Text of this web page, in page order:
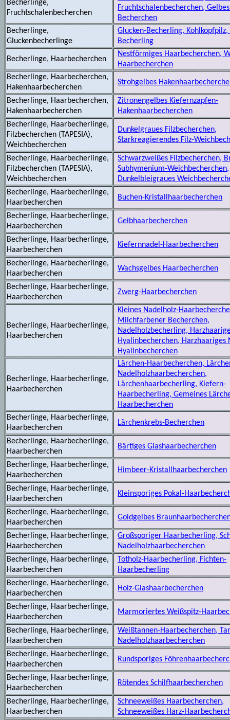
Becherlinge,
Fruchtschalenbecherchen
Fruchtschalenbecherchen,
Becherchen
Becherlinge,
Gluckenbecherlinge
Glucken-Becherling, Kohlkopfpilz,
Becherling
Becherlinge, Haarbecherchen
Nestförmiges Haarbecherchen,
Haarbecherchen
Becherlinge, Haarbecherchen,
Hakenhaarbecherchen
Strohgelbes
Becherlinge, Haarbecherchen,
Hakenhaarbecherchen
Zitronengelbes Kiefernzapfen-
Hakenhaarbecherchen
Becherlinge, Haarbecherlinge,
Filzbecherchen (TAPESIA),
Weichbecherchen
Dunkelgraues Filzbecherchen,
Starkreagierendes Filz-
Becherlinge, Haarbecherlinge,
Filzbecherchen (TAPESIA),
Weichbecherchen
Schwarzweißes Filzbecherchen,
Subhymenium-Weichbecherchen,
Dunkelbleigraues
Becherlinge, Haarbecherlinge,
Haarbecherchen
Buchen-Kristallhaarbecherchen
Becherlinge, Haarbecherlinge,
Haarbecherchen
Gelbhaarbecherchen
Becherlinge, Haarbecherlinge,
Haarbecherchen
Kiefernnadel-Haarbecherchen
Becherlinge, Haarbecherlinge,
Haarbecherchen
Wachsgelbes Haarbecherchen
Becherlinge, Haarbecherlinge,
Haarbecherchen
Zwerg-Haarbecherchen
Becherlinge, Haarbecherlinge,
Haarbecherchen
Kleines Nadelholz-
Milchfarbener Becherchen,
Nadelholzbecherling,
Hyalinbecherchen, Harzhaariges
Hyalinbecherchen
Becherlinge, Haarbecherlinge,
Haarbecherchen
Lärchen-Haarbecherchen,
Nadelholzhaarbecherchen,
Lärchenhaarbecherling, Kiefern-
Haarbecherling, Gemeines
Haarbecherchen
Becherlinge, Haarbecherlinge,
Haarbecherchen
Lärchenkrebs-Becherchen
Becherlinge, Haarbecherlinge,
Haarbecherchen
Bärtiges Glashaarbecherchen
Becherlinge, Haarbecherlinge,
Haarbecherchen
Himbeer-Kristallhaarbecherchen
Becherlinge, Haarbecherlinge,
Haarbecherchen
Kleinsporiges Pokal-
Becherlinge, Haarbecherlinge,
Haarbecherchen
Goldgelbes
Becherlinge, Haarbecherlinge,
Haarbecherchen
Großsporiger Haarbecherling,
Nadelholzhaarbecherchen
Becherlinge, Haarbecherlinge,
Haarbecherchen
Totholz-Haarbecherling, Fichten-
Haarbecherling
Becherlinge, Haarbecherlinge,
Haarbecherchen
Holz-Glashaarbecherchen
Becherlinge, Haarbecherlinge,
Haarbecherchen
Marmoriertes Weißspitz-
Becherlinge, Haarbecherlinge,
Haarbecherchen
Weißtannen-Haarbecherchen,
Nadelholzhaarbecherchen
Becherlinge, Haarbecherlinge,
Haarbecherchen
Rundsporiges
Becherlinge, Haarbecherlinge,
Haarbecherchen
Rötendes Schilfhaarbecherchen
Becherlinge, Haarbecherlinge,
Haarbecherchen
Schneeweißes Haarbecherchen,
Schneeweißes Harz-